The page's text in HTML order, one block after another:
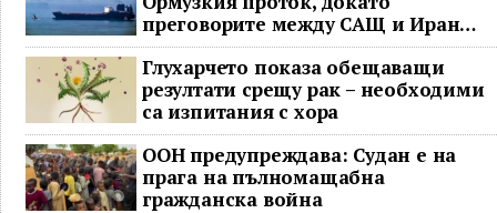
преговорите между САЩ и Иран
останаха в безизходица
Глухарчето показа обещаващи
резултати срещу рак – необходими
са изпитания с хора
ООН предупреждава: Судан е на
прага на пълномащабна
гражданска война